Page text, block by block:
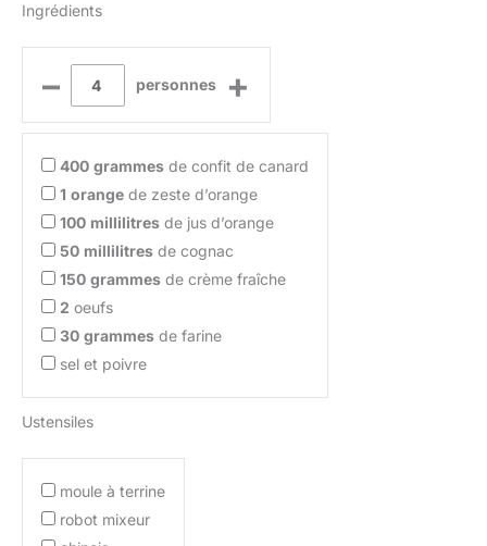
Ingrédients
– personnes +
400 grammes de confit de canard
1 orange de zeste d’orange
100 millilitres de jus d’orange
50 millilitres de cognac
150 grammes de crème fraîche
2 oeufs
30 grammes de farine
sel et poivre
Ustensiles
moule à terrine
robot mixeur